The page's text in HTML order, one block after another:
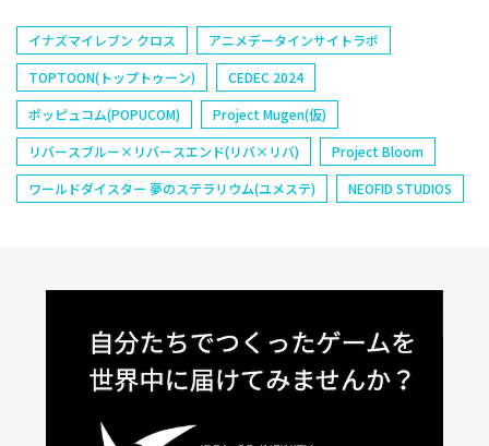
イナズマイレブン クロス
アニメデータインサイトラボ
TOPTOON(トップトゥーン)
CEDEC 2024
ポッピュコム(POPUCOM)
Project Mugen(仮)
リバースブルー×リバースエンド(リバ×リバ)
Project Bloom
ワールドダイスター 夢のステラリウム(ユメステ)
NEOFID STUDIOS